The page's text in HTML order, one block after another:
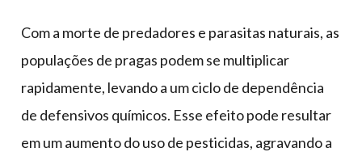
Com a morte de predadores e parasitas naturais, as
populações de pragas podem se multiplicar
rapidamente, levando a um ciclo de dependência
de defensivos químicos. Esse efeito pode resultar
em um aumento do uso de pesticidas, agravando a